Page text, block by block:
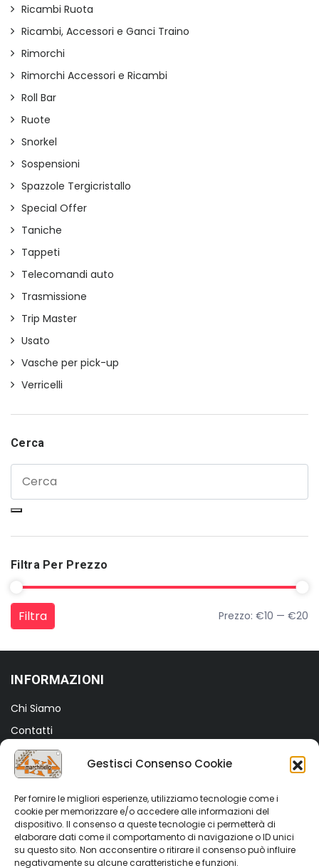
Gestisci Consenso Cookie
Per fornire le migliori esperienze, utilizziamo tecnologie come i
cookie per memorizzare e/o accedere alle informazioni del
dispositivo. Il consenso a queste tecnologie ci permetterà di
elaborare dati come il comportamento di navigazione o ID unici
su questo sito. Non acconsentire o ritirare il consenso può influire
negativamente su alcune caratteristiche e funzioni.
Ricambi Ruota
Ricambi, Accessori e Ganci Traino
Rimorchi
Rimorchi Accessori e Ricambi
Roll Bar
Ruote
Snorkel
Sospensioni
Spazzole Tergicristallo
Special Offer
Taniche
Tappeti
Telecomandi auto
Trasmissione
Trip Master
Usato
Vasche per pick-up
Verricelli
Cerca
Filtra Per Prezzo
Prezzo Min
Prezzo Max
Filtra Prezzo: €10 — €20
INFORMAZIONI
Chi Siamo
Contatti
Termini e Condizioni
Privacy Policy
Cookie Policy (UE)
SHOP
Shop